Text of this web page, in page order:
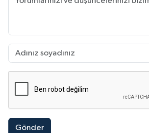
Gönder